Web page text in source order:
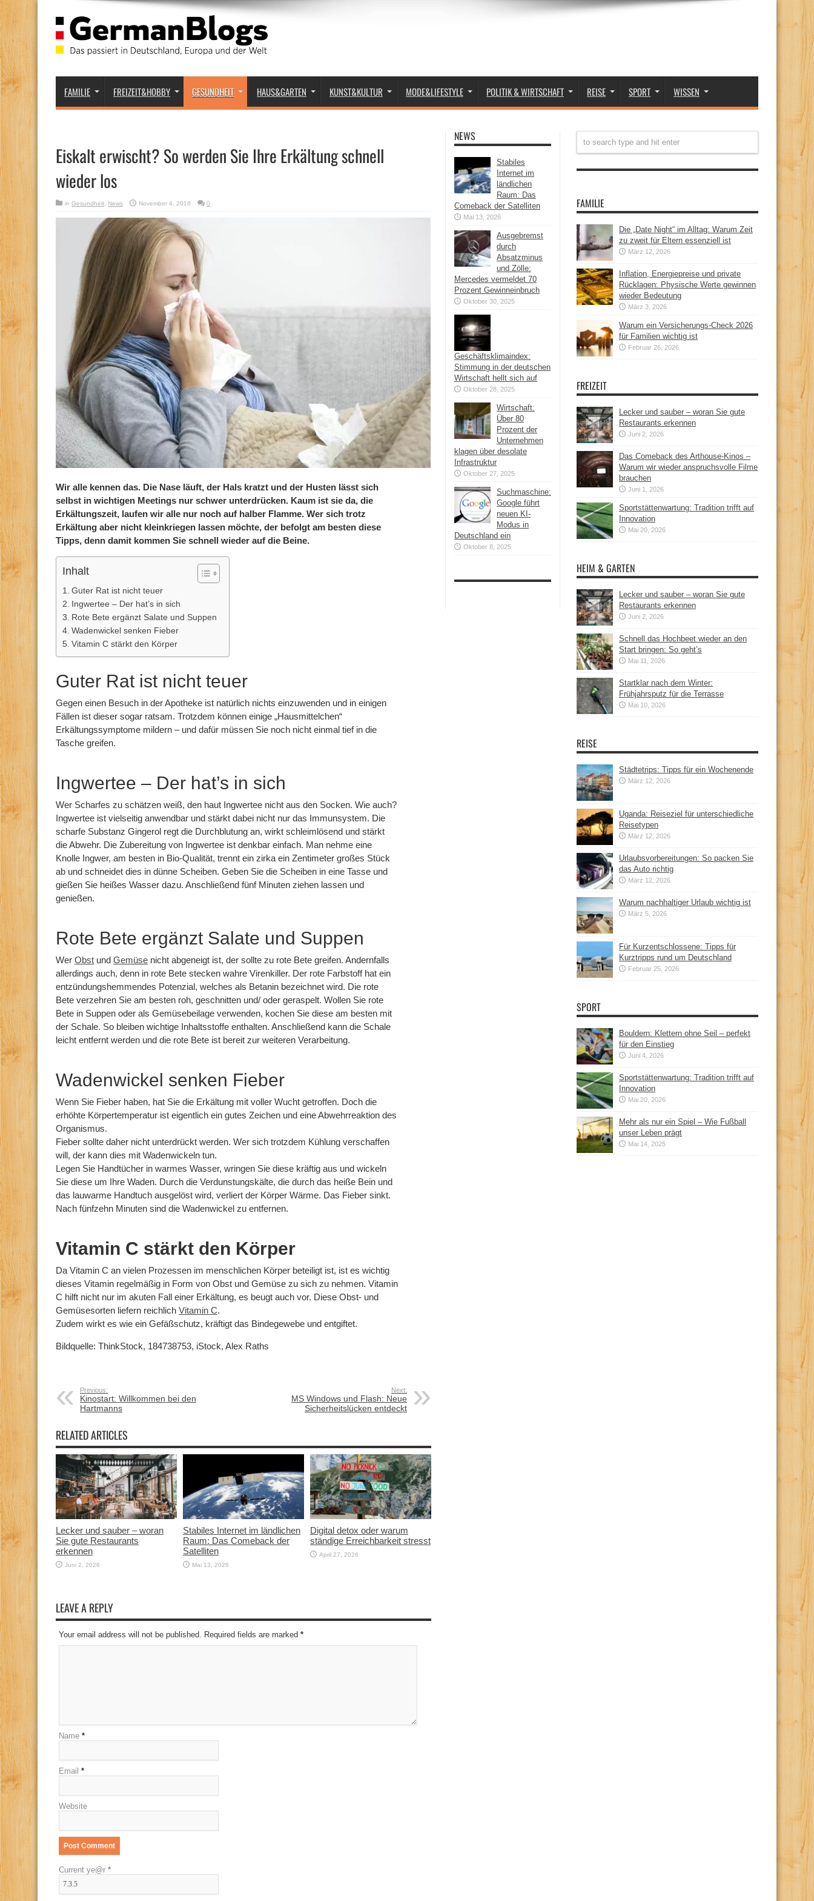
FAMILIE FREIZEIT&HOBBY GESUNDHEIT HAUS&GARTEN KUNST&KULTUR MODE&LIFESTYLE POLITIK & WIRTSCHAFT REISE SPORT WISSEN
Eiskalt erwischt? So werden Sie Ihre Erkältung schnell
wieder los
in Gesundheit News November 4, 2016 0
Wir alle kennen das. Die Nase läuft, der Hals kratzt und der Husten lässt sich
selbst in wichtigen Meetings nur schwer unterdrücken. Kaum ist sie da, die
Erkältungszeit, laufen wir alle nur noch auf halber Flamme. Wer sich trotz
Erkältung aber nicht kleinkriegen lassen möchte, der befolgt am besten diese
Tipps, denn damit kommen Sie schnell wieder auf die Beine.
Inhalt
Guter Rat ist nicht teuer
Ingwertee – Der hat’s in sich
Rote Bete ergänzt Salate und Suppen
Wadenwickel senken Fieber
Vitamin C stärkt den Körper
Guter Rat ist nicht teuer
Gegen einen Besuch in der Apotheke ist natürlich nichts einzuwenden und in einigen
Fällen ist dieser sogar ratsam. Trotzdem können einige „Hausmittelchen“
Erkältungssymptome mildern – und dafür müssen Sie noch nicht einmal tief in die
Tasche greifen.
Ingwertee – Der hat’s in sich
Wer Scharfes zu schätzen weiß, den haut Ingwertee nicht aus den Socken. Wie auch?
Ingwertee ist vielseitig anwendbar und stärkt dabei nicht nur das Immunsystem. Die
scharfe Substanz Gingerol regt die Durchblutung an, wirkt schleimlösend und stärkt
die Abwehr. Die Zubereitung von Ingwertee ist denkbar einfach. Man nehme eine
Knolle Ingwer, am besten in Bio-Qualität, trennt ein zirka ein Zentimeter großes Stück
ab und schneidet dies in dünne Scheiben. Geben Sie die Scheiben in eine Tasse und
gießen Sie heißes Wasser dazu. Anschließend fünf Minuten ziehen lassen und
genießen.
Rote Bete ergänzt Salate und Suppen
Wer Obst und Gemüse nicht abgeneigt ist, der sollte zu rote Bete greifen. Andernfalls
allerdings auch, denn in rote Bete stecken wahre Virenkiller. Der rote Farbstoff hat ein
entzündungshemmendes Potenzial, welches als Betanin bezeichnet wird. Die rote
Bete verzehren Sie am besten roh, geschnitten und/ oder geraspelt. Wollen Sie rote
Bete in Suppen oder als Gemüsebeilage verwenden, kochen Sie diese am besten mit
der Schale. So bleiben wichtige Inhaltsstoffe enthalten. Anschließend kann die Schale
leicht entfernt werden und die rote Bete ist bereit zur weiteren Verarbeitung.
Wadenwickel senken Fieber
Wenn Sie Fieber haben, hat Sie die Erkältung mit voller Wucht getroffen. Doch die
erhöhte Körpertemperatur ist eigentlich ein gutes Zeichen und eine Abwehrreaktion des
Organismus.
Fieber sollte daher nicht unterdrückt werden. Wer sich trotzdem Kühlung verschaffen
will, der kann dies mit Wadenwickeln tun.
Legen Sie Handtücher in warmes Wasser, wringen Sie diese kräftig aus und wickeln
Sie diese um Ihre Waden. Durch die Verdunstungskälte, die durch das heiße Bein und
das lauwarme Handtuch ausgelöst wird, verliert der Körper Wärme. Das Fieber sinkt.
Nach fünfzehn Minuten sind die Wadenwickel zu entfernen.
Vitamin C stärkt den Körper
Da Vitamin C an vielen Prozessen im menschlichen Körper beteiligt ist, ist es wichtig
dieses Vitamin regelmäßig in Form von Obst und Gemüse zu sich zu nehmen. Vitamin
C hilft nicht nur im akuten Fall einer Erkältung, es beugt auch vor. Diese Obst- und
Gemüsesorten liefern reichlich Vitamin C.
Zudem wirkt es wie ein Gefäßschutz, kräftigt das Bindegewebe und entgiftet.
Bildquelle: ThinkStock, 184738753, iStock, Alex Raths
Previous:
Kinostart: Willkommen bei den
Hartmanns
Next:
MS Windows und Flash: Neue
Sicherheitslücken entdeckt
RELATED ARTICLES
Lecker und sauber – woran
Sie gute Restaurants
erkennen
Juni 2, 2026
Stabiles Internet im ländlichen
Raum: Das Comeback der
Satelliten
Mai 13, 2026
Digital detox oder warum
ständige Erreichbarkeit stresst
April 27, 2026
LEAVE A REPLY
Your email address will not be published. Required fields are marked *
Name *
Email *
Website
Current ye@r *
NEWS
Stabiles
Internet im
ländlichen
Raum: Das
Comeback der Satelliten
Mai 13, 2026
Ausgebremst
durch
Absatzminus
und Zölle:
Mercedes vermeldet 70
Prozent Gewinneinbruch
Oktober 30, 2025
Geschäftsklimaindex:
Stimmung in der deutschen
Wirtschaft hellt sich auf
Oktober 28, 2025
Wirtschaft:
Über 80
Prozent der
Unternehmen
klagen über desolate
Infrastruktur
Oktober 27, 2025
Suchmaschine:
Google führt
neuen KI-
Modus in
Deutschland ein
Oktober 8, 2025
FAMILIE
Die „Date Night“ im Alltag: Warum Zeit
zu zweit für Eltern essenziell ist
März 12, 2026
Inflation, Energiepreise und private
Rücklagen: Physische Werte gewinnen
wieder Bedeutung
März 3, 2026
Warum ein Versicherungs-Check 2026
für Familien wichtig ist
Februar 26, 2026
FREIZEIT
Lecker und sauber – woran Sie gute
Restaurants erkennen
Juni 2, 2026
Das Comeback des Arthouse-Kinos –
Warum wir wieder anspruchsvolle Filme
brauchen
Juni 1, 2026
Sportstättenwartung: Tradition trifft auf
Innovation
Mai 20, 2026
HEIM & GARTEN
Lecker und sauber – woran Sie gute
Restaurants erkennen
Juni 2, 2026
Schnell das Hochbeet wieder an den
Start bringen: So geht’s
Mai 11, 2026
Startklar nach dem Winter:
Frühjahrsputz für die Terrasse
Mai 10, 2026
REISE
Städtetrips: Tipps für ein Wochenende
März 12, 2026
Uganda: Reiseziel für unterschiedliche
Reisetypen
März 12, 2026
Urlaubsvorbereitungen: So packen Sie
das Auto richtig
März 12, 2026
Warum nachhaltiger Urlaub wichtig ist
März 5, 2026
Für Kurzentschlossene: Tipps für
Kurztripps rund um Deutschland
Februar 25, 2026
SPORT
Bouldern: Klettern ohne Seil – perfekt
für den Einstieg
Juni 4, 2026
Sportstättenwartung: Tradition trifft auf
Innovation
Mai 20, 2026
Mehr als nur ein Spiel – Wie Fußball
unser Leben prägt
Mai 14, 2025